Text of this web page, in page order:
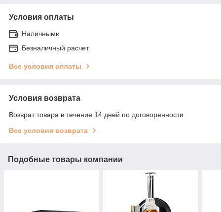
Условия оплаты
Наличными
Безналичный расчет
Все условия оплаты
Условия возврата
Возврат товара в течение 14 дней по договоренности
Все условия возврата
Подобные товары компании